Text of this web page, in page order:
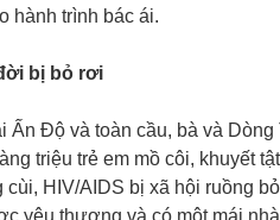
hành trình bác ái.
bị bỏ rơi
Ấn Độ và toàn cầu, bà và Dòng
triệu trẻ em mồ côi, khuyết
HIV/AIDS bị xã hội ruồng
yêu thương và có một mái